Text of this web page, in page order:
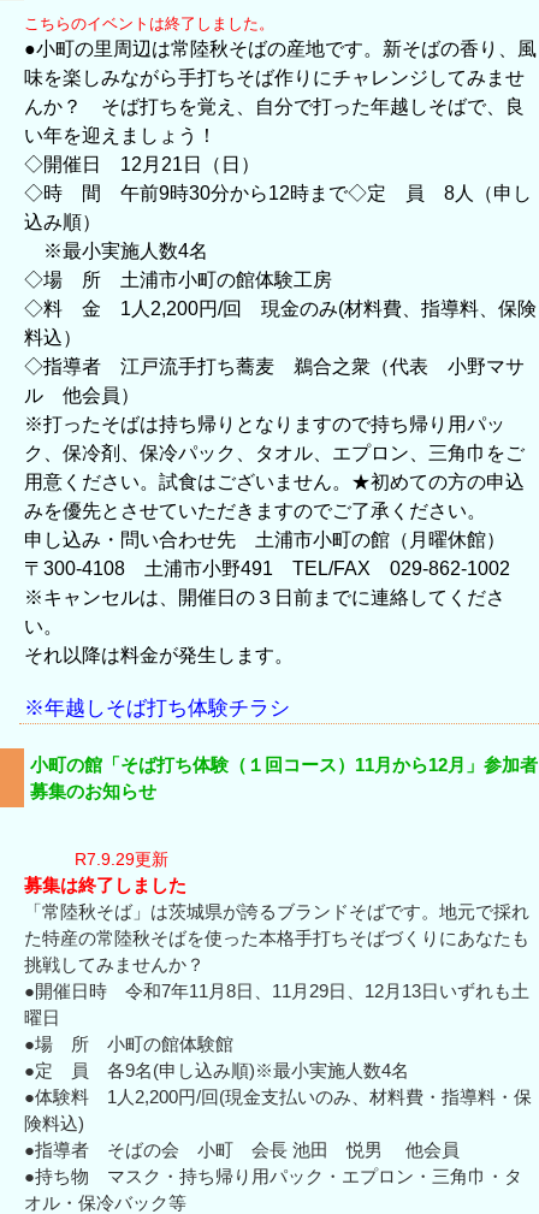
こちらのイベントは終了しました。
●小町の里周辺は常陸秋そばの産地です。新そばの香り、風
味を楽しみながら手打ちそば作りにチャレンジしてみませ
んか？ そば打ちを覚え、自分で打った年越しそばで、良
い年を迎えましょう！
◇開催日 12月21日（日）
◇時 間 午前9時30分から12時まで◇定 員 8人（申し
込み順）
※最小実施人数4名
◇場 所 土浦市小町の館体験工房
◇料 金 1人2,200円/回 現金のみ(材料費、指導料、保険
料込）
◇指導者 江戸流手打ち蕎麦 鵜合之衆（代表 小野マサ
ル 他会員）
※打ったそばは持ち帰りとなりますので持ち帰り用パッ
ク、保冷剤、保冷パック、タオル、エプロン、三角巾をご
用意ください。試食はございません。★初めての方の申込
みを優先とさせていただきますのでご了承ください。
申し込み・問い合わせ先 土浦市小町の館（月曜休館）
〒300-4108 土浦市小野491 TEL/FAX 029-862-1002
※キャンセルは、開催日の３日前までに連絡してくださ
い。
それ以降は料金が発生します。
※年越しそば打ち体験チラシ
小町の館「そば打ち体験（１回コース）11月から12月」参加者
募集のお知らせ
R7.9.29更新
募集は終了しました
「常陸秋そば」は茨城県が誇るブランドそばです。地元で採れ
た特産の常陸秋そばを使った本格手打ちそばづくりにあなたも
挑戦してみませんか？
●開催日時 令和7年11月8日、11月29日、12月13日いずれも土
曜日
●場 所 小町の館体験館
●定 員 各9名(申し込み順)※最小実施人数4名
●体験料 1人2,200円/回(現金支払いのみ、材料費・指導料・保
険料込)
●指導者 そばの会 小町 会長 池田 悦男 他会員
●持ち物 マスク・持ち帰り用パック・エプロン・三角巾・タ
オル・保冷バック等